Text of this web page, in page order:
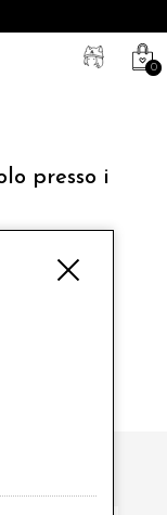
0
presso i